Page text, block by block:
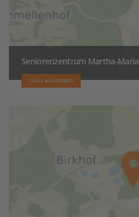
Seniorenzentrum Martha-Maria
71543 WÜSTENROT